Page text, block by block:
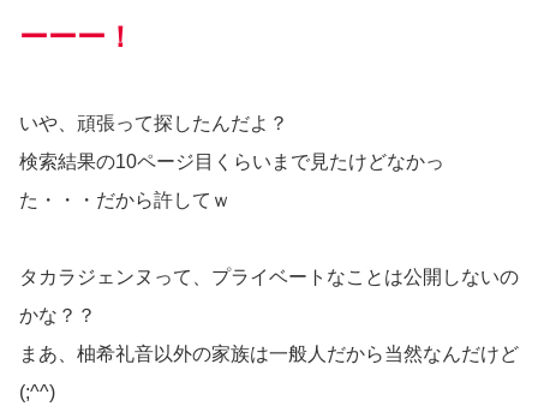
ーーー！
いや、頑張って探したんだよ？
検索結果の10ページ目くらいまで見たけどなかっ
た・・・だから許してｗ
タカラジェンヌって、プライベートなことは公開しないの
かな？？
まあ、柚希礼音以外の家族は一般人だから当然なんだけど
(;^^)